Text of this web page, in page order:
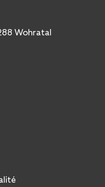
Wohratal